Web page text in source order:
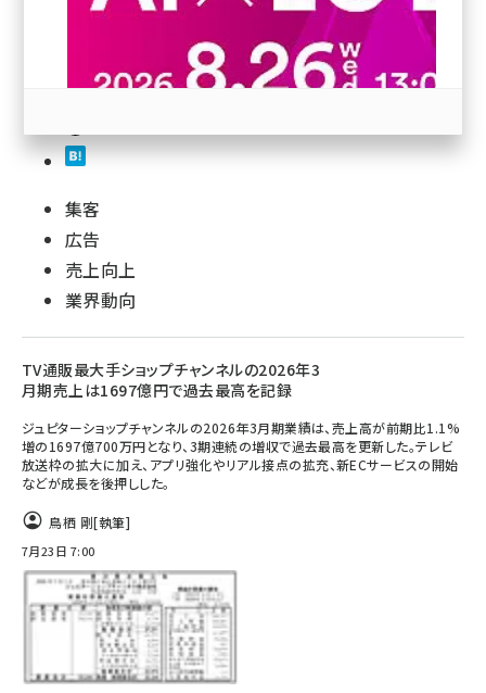
revico (740)
集客
広告
売上向上
業界動向
TV通販最大手ショップチャンネルの2026年3
月期売上は1697億円で過去最高を記録
ジュピターショップチャンネルの2026年3月期業績は、売上高が前期比1.1%
増の1697億700万円となり、3期連続の増収で過去最高を更新した。テレビ
放送枠の拡大に加え、アプリ強化やリアル接点の拡充、新ECサービスの開始
などが成長を後押しした。
鳥栖 剛[執筆]
7月23日 7:00
参加登録はこちら↑